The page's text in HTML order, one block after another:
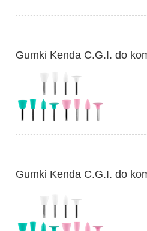
Gumki Kenda C.G.I. do
Gumki Kenda C.G.I. do